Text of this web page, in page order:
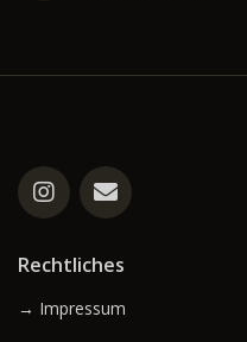
Rechtliches
→ Impressum